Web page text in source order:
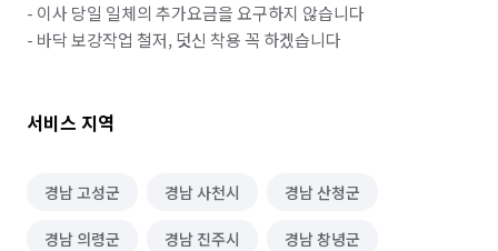
- 이사 당일 일체의 추가요금을 요구하지 않습니다
- 바닥 보강작업 철저, 덧신 착용 꼭 하겠습니다
서비스 지역
경남 고성군 경남 사천시 경남 산청군
경남 의령군 경남 진주시 경남 창녕군